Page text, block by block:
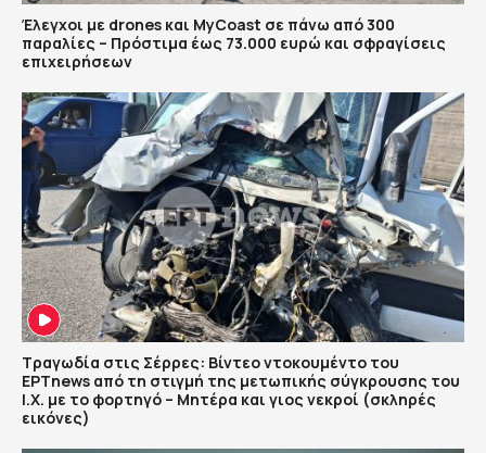
Έλεγχοι με drones και MyCoast σε πάνω από 300
παραλίες – Πρόστιμα έως 73.000 ευρώ και σφραγίσεις
επιχειρήσεων
Τραγωδία στις Σέρρες: Βίντεο ντοκουμέντο του
ΕΡΤnews από τη στιγμή της μετωπικής σύγκρουσης του
Ι.Χ. με το φορτηγό – Μητέρα και γιος νεκροί (σκληρές
εικόνες)